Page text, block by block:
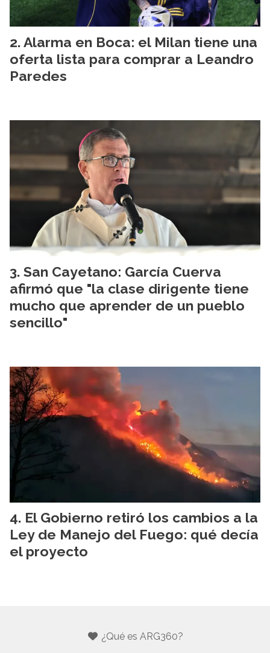
Alarma en Boca: el Milan tiene una
oferta lista para comprar a Leandro
Paredes
San Cayetano: García Cuerva
afirmó que "la clase dirigente tiene
mucho que aprender de un pueblo
sencillo"
El Gobierno retiró los cambios a la
Ley de Manejo del Fuego: qué decía
el proyecto
¿Qué es ARG360?